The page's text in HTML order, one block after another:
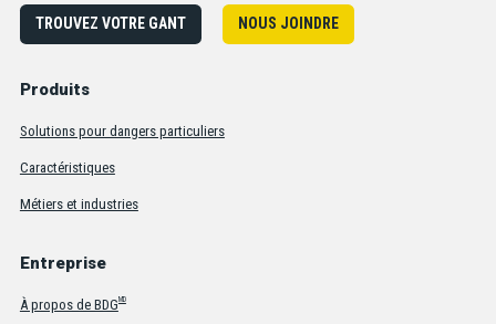
TROUVEZ VOTRE GANT NOUS JOINDRE
Produits
Solutions pour dangers particuliers
Caractéristiques
Métiers et industries
Entreprise
À propos de BDGMD